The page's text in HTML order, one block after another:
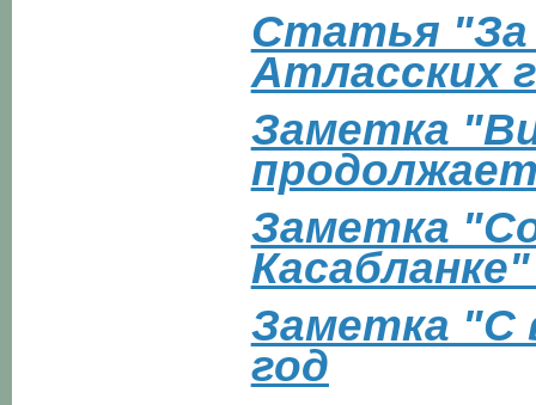
Статья "За
Атласских
Заметка
Заметка
Заметка "С
год